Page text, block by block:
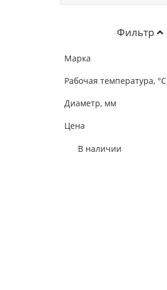
Фильтр
Марка
Рабочая температура, °С
Диаметр, мм
Цена
В наличии